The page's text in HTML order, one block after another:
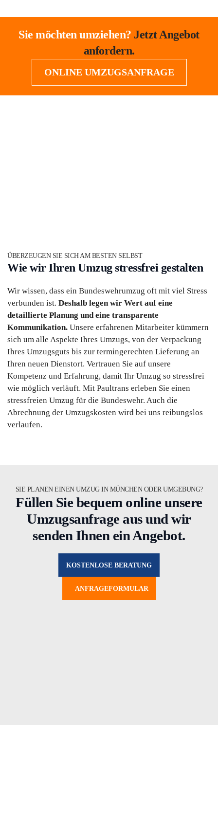
Sie möchten umziehen? Jetzt Angebot
anfordern.
ONLINE UMZUGSANFRAGE
ÜBERZEUGEN SIE SICH AM BESTEN SELBST
Wie wir Ihren Umzug stressfrei gestalten
Wir wissen, dass ein Bundeswehrumzug oft mit viel Stress
verbunden ist. Deshalb legen wir Wert auf eine
detaillierte Planung und eine transparente
Kommunikation. Unsere erfahrenen Mitarbeiter kümmern
sich um alle Aspekte Ihres Umzugs, von der Verpackung
Ihres Umzugsguts bis zur termingerechten Lieferung an
Ihren neuen Dienstort. Vertrauen Sie auf unsere
Kompetenz und Erfahrung, damit Ihr Umzug so stressfrei
wie möglich verläuft. Mit Paultrans erleben Sie einen
stressfreien Umzug für die Bundeswehr. Auch die
Abrechnung der Umzugskosten wird bei uns reibungslos
verlaufen.
SIE PLANEN EINEN UMZUG IN MÜNCHEN ODER UMGEBUNG?
Füllen Sie bequem online unsere
Umzugsanfrage aus und wir
senden Ihnen ein Angebot.
KOSTENLOSE BERATUNG
ANFRAGEFORMULAR